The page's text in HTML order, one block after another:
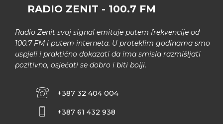
RADIO ZENIT - 100.7 FM
Radio Zenit svoj signal emituje putem frekvencije od
100.7 FM i putem interneta. U proteklim godinama smo
uspjeli i praktično dokazati da ima smisla razmišljati
pozitivno, osjećati se dobro i biti bolji.
+387 32 404 004
+387 61 432 938